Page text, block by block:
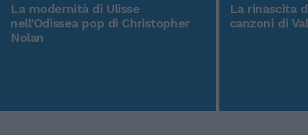
La modernità di Ulisse
nell'Odissea pop di Christopher
Nolan
La rinascita
canzoni di